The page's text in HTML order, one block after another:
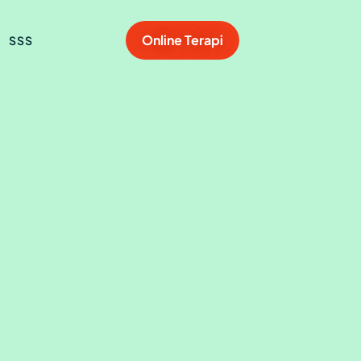
SSS Online Terapi